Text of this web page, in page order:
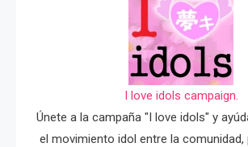
I love idols campaign.
Únete a la campaña "I love idols" y
el movimiento idol entre la comunidad,